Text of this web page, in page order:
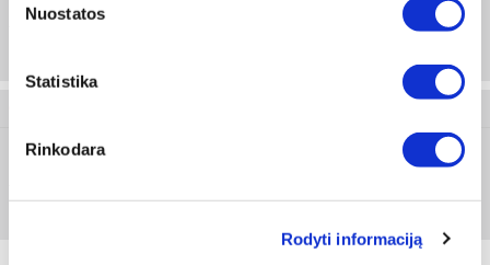
Nuostatos
Statistika
Rinkodara
Rodyti informaciją
Prisijungti arba registruotis